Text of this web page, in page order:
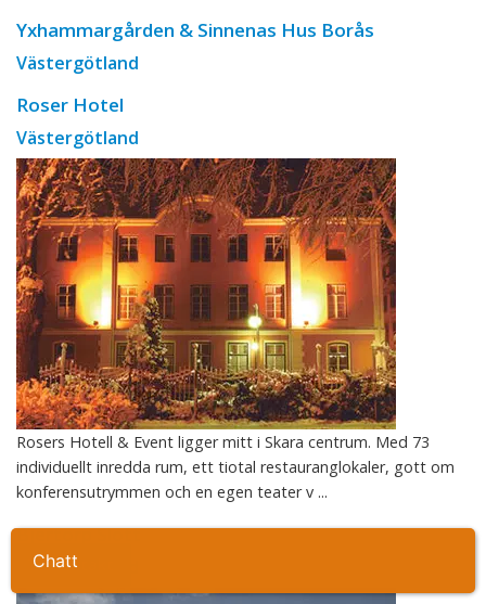
Ta kontakt
Yxhammargården & Sinnenas Hus Borås
Västergötland
Roser Hotel
Västergötland
Rosers Hotell & Event ligger mitt i Skara centrum. Med 73
individuellt inredda rum, ett tiotal restauranglokaler, gott om
konferensutrymmen och en egen teater v ...
Bjertorp Slott
Västergötland